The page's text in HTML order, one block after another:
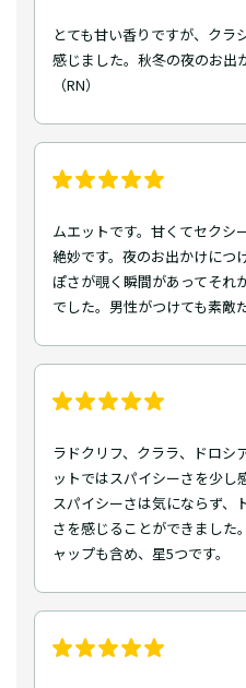
とても甘い香りですが、クラ
感じました。秋冬の夜のお出
（RN）
ムエットです。甘くてセクシ
絶妙です。夜のお出かけにつ
ぽさが覗く瞬間があってそれ
でした。男性がつけても素敵
ラドクリフ、クララ、ドロシ
ットではスパイシーさを少し
スパイシーさは気にならず、
さを感じることができました
ャップも含め、星5つです。